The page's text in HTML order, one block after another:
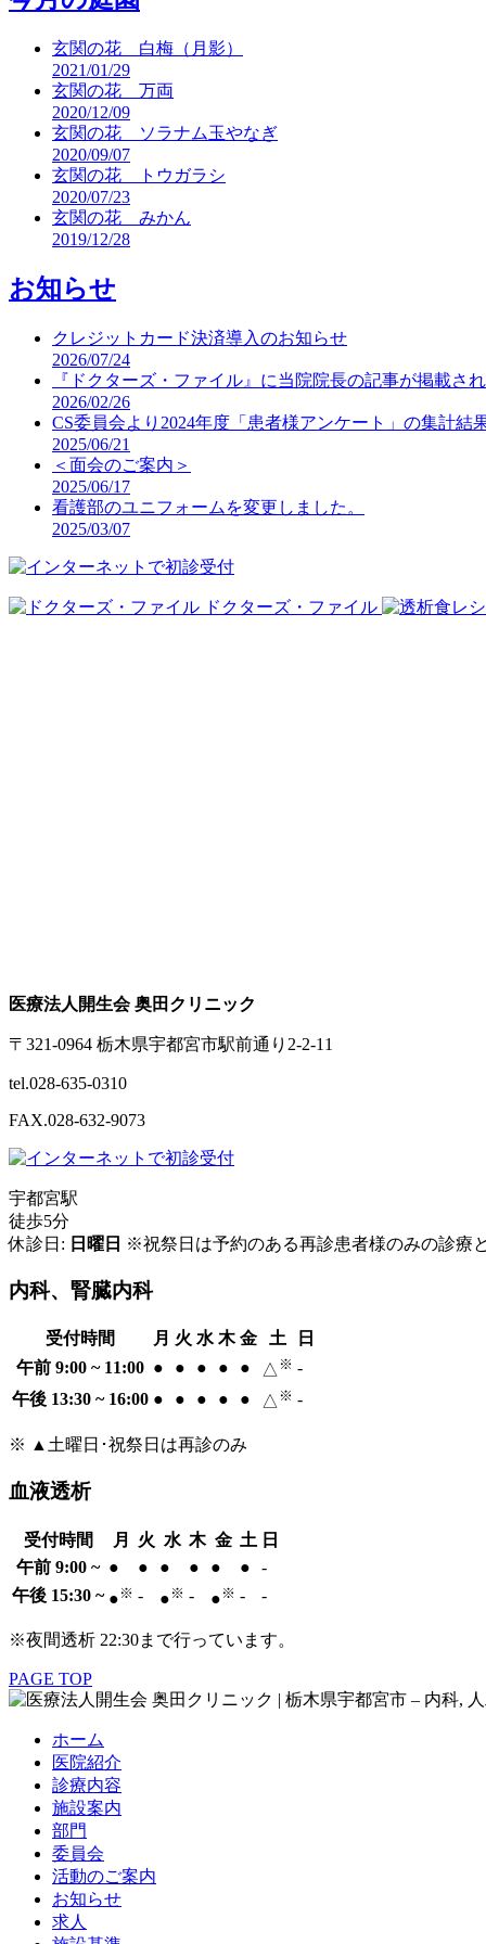
玄関の花 白梅（月影）
2021/01/29
玄関の花 万両
2020/12/09
玄関の花 ソラナム玉やなぎ
2020/09/07
玄関の花 トウガラシ
2020/07/23
玄関の花 みかん
2019/12/28
お知らせ
クレジットカード決済導入のお知らせ
2026/07/24
『ドクターズ・ファイル』に当院院長の記事が掲載され
2026/02/26
CS委員会より2024年度「患者様アンケート」の集計結
2025/06/21
＜面会のご案内＞
2025/06/17
看護部のユニフォームを変更しました。
2025/03/07
ドクターズ・ファイル
医療法人開生会 奥田クリニック
〒321-0964 栃木県宇都宮市駅前通り2-2-11
tel.028-635-0310
FAX.028-632-9073
宇都宮駅
徒歩5分
休診日: 日曜日 ※祝祭日は予約のある再診患者様のみの診療
内科、腎臓内科
受付時間 月 火 水 木 金 土
日
午前 9:00 ~ 11:00 ● ● ● ● ● △ ※ -
午後 13:30 ~ 16:00 ● ● ● ● ● △ ※ -
※ ▲土曜日･祝祭日は再診のみ
血液透析
受付時間 月 火 水 木 金 土 日
午前 9:00 ~ ● ● ● ● ● ●
-
午後 15:30 ~ ● ※ - ● ※ - ● ※ - -
※夜間透析 22:30まで行っています。
PAGE TOP
ホーム
医院紹介
診療内容
施設案内
部門
委員会
活動のご案内
お知らせ
求人